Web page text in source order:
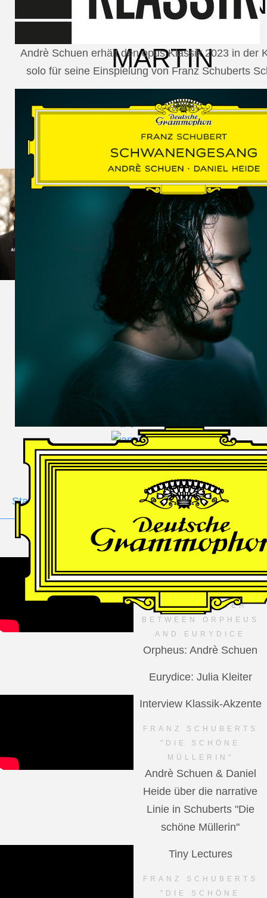
MARTIN
SCHUMANN,
LIEDERKREIS
OP. 24
SECHS
MONOLOGE
AUS
JEDERMANN
GESÄNGE
DES
HARFNERS
Andrè Schuen,
Baritone
Stage Duo
VIDEO
MANFRED TROJAHN –
AN ENCOUNTER
BETWEEN ORPHEUS
AND EURYDICE
Orpheus: Andrè Schuen
Eurydice: Julia Kleiter
Interview Klassik-Akzente
FRANZ SCHUBERTS
"DIE SCHÖNE
MÜLLERIN"
Andrè Schuen & Daniel
Heide über die narrative
Linie in Schuberts "Die
schöne Müllerin"
Tiny Lectures
FRANZ SCHUBERTS
"DIE SCHÖNE
Andrè Schuen erhält den opus Klassik 2023 in der
solo für seine Einspielung von Franz Schuberts